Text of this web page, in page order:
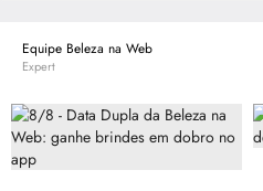
Equipe Beleza na Web
Expert